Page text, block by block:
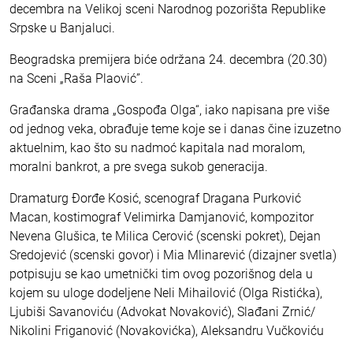
decembra na Velikoj sceni Narodnog pozorišta Republike
Srpske u Banjaluci.
Beogradska premijera biće održana 24. decembra (20.30)
na Sceni „Raša Plaović”.
Građanska drama „Gospođa Olga“, iako napisana pre više
od jednog veka, obrađuje teme koje se i danas čine izuzetno
aktuelnim, kao što su nadmoć kapitala nad moralom,
moralni bankrot, a pre svega sukob generacija.
Dramaturg Đorđe Kosić, scenograf Dragana Purković
Macan, kostimograf Velimirka Damjanović, kompozitor
Nevena Glušica, te Milica Cerović (scenski pokret), Dejan
Sredojević (scenski govor) i Mia Mlinarević (dizajner svetla)
potpisuju se kao umetnički tim ovog pozorišnog dela u
kojem su uloge dodeljene Neli Mihailović (Olga Ristićka),
Ljubiši Savanoviću (Advokat Novaković), Slađani Zrnić/
Nikolini Friganović (Novakovićka), Aleksandru Vučkoviću